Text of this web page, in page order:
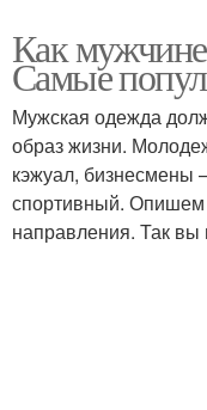
Мужские
Мужчины в
тренажерный
Как
Самые
Мужская одежда
образ жизни.
кэжуал, бизнесмены
спортивный. Опишем
направления. Так вы